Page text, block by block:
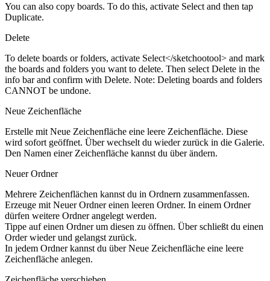
You can also copy boards. To do this, activate Select and then tap
Duplicate.
Delete
To delete boards or folders, activate Select</sketchootool> and mark
the boards and folders you want to delete. Then select Delete in the
info bar and confirm with Delete. Note: Deleting boards and folders
CANNOT be undone.
Neue Zeichenfläche
Erstelle mit Neue Zeichenfläche eine leere Zeichenfläche. Diese
wird sofort geöffnet. Überwechselt du wieder zurück in die Galerie.
Den Namen einer Zeichenfläche kannst du überändern.
Neuer Ordner
Mehrere Zeichenflächen kannst du in Ordnern zusammenfassen.
Erzeuge mit Neuer Ordnereinen leeren Ordner. In einem Ordner
dürfen weitere Ordner angelegt werden.
Tippe auf einen Ordner um diesen zu öffnen. Überschließt du einen
Order wieder und gelangst zurück.
In jedem Ordner kannst du überNeue Zeichenfläche eine leere
Zeichenfläche anlegen.